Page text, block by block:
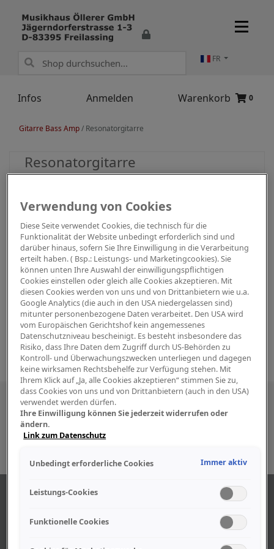
Infos Anmelden Warenkorb 0
FR
Gitarre Bass Amp/ Resonatorgitarre
Resonatorgitarre
Besuchen Sie uns auch in den sozialen
Medien
Verwendung von Cookies
Diese Seite verwendet Cookies, die technisch für die
Funktionalität der Website unbedingt erforderlich sind und
darüber hinaus, sofern Sie Ihre Einwilligung in die Verarbeitung
erteilt haben. ( Bsp.: Leistungs- und Marketingcookies). Sie
können unten Ihre Auswahl der einwilligungspflichtigen
Cookies einstellen oder gleich alle Cookies akzeptieren. Mit
diesen Cookies werden von uns und von Drittanbietern wie u.a.
Google Analytics (die auch in den USA niedergelassen sind)
mitunter personenbezogene Daten verarbeitet. Den USA wird
vom Europäischen Gerichtshof kein angemessenes
Datenschutzniveau bescheinigt. Es besteht insbesondere das
Risiko, dass Ihre Daten dem Zugriff durch US-Behörden zu
Kontroll- und Überwachungszwecken unterliegen und dagegen
keine wirksamen Rechtsbehelfe zur Verfügung stehen. Mit
Ihrem Klick auf „Ja, alle Cookies akzeptieren“ stimmen Sie zu,
dass Cookies von uns und von Drittanbietern (auch in den USA)
verwendet werden dürfen.
Ihre Einwilligung können Sie jederzeit widerrufen oder
ändern.
Link zum Datenschutz
Unbedingt erforderliche Cookies Immer aktiv
Leistungs-Cookies
Funktionelle Cookies